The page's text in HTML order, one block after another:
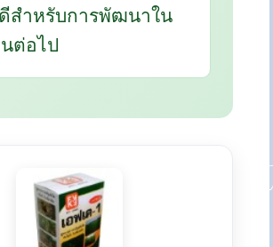
สำหรับการพัฒนาใน
ต่อไป